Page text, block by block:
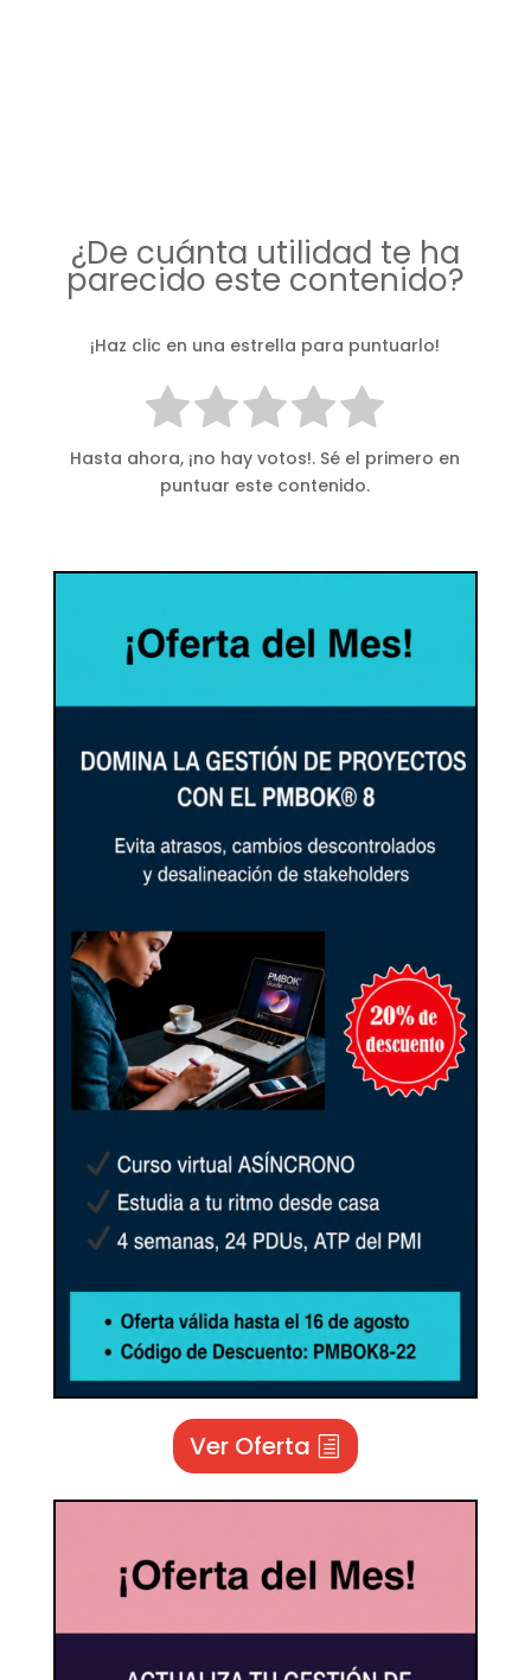
¿De cuánta utilidad te ha
parecido este contenido?
¡Haz clic en una estrella para puntuarlo!
Hasta ahora, ¡no hay votos!. Sé el primero en
puntuar este contenido.
Ver Oferta